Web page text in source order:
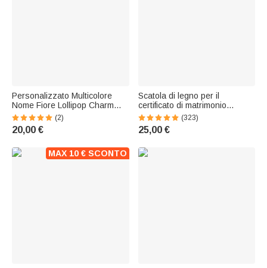
Personalizzato Multicolore
Nome Fiore Lollipop Charm
Corduroy Borsa per il trucco
Uso quotidiano Viaggio
Essenziale Matrimonio
damigelle d'onore Donne
(2)
20,00 €
Scatola di legno per il
certificato di matrimonio
personalizzato con ciondoli a
forma di cuore Mr and Mrs
Regalo di nozze per la coppia
(323)
25,00 €
MAX 10 € SCONTO